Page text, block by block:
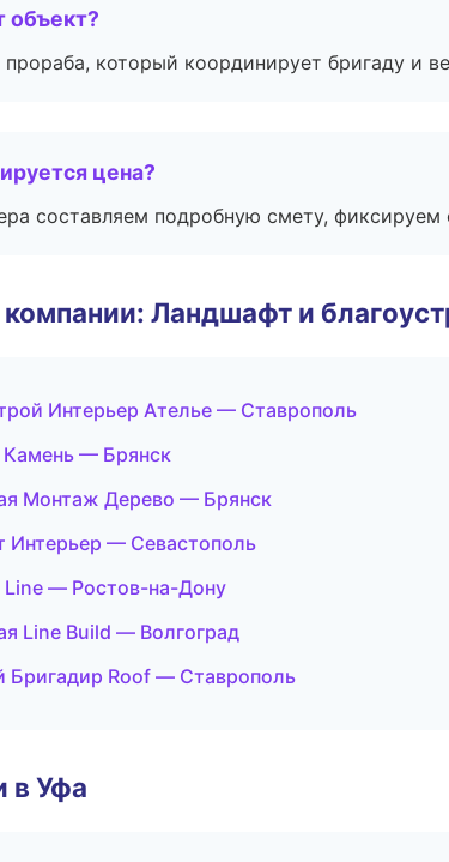
объект?
который координирует бригаду и
цена?
составляем подробную смету,
Ландшафт и
Интерьер Ателье — Ставрополь
Камень — Брянск
Монтаж Дерево — Брянск
Интерьер — Севастополь
Line — Ростов-на-Дону
Line Build — Волгоград
Roof — Ставрополь
в Уфа